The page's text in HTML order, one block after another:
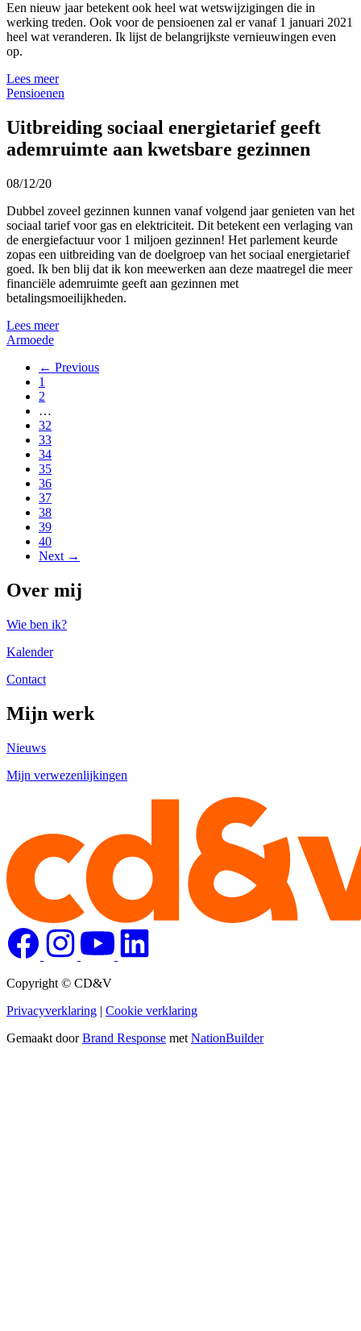
Een nieuw jaar betekent ook heel wat wetswijzigingen die in
werking treden. Ook voor de pensioenen zal er vanaf 1 januari 2021
heel wat veranderen. Ik lijst de belangrijkste vernieuwingen even
op.
Lees meer
Pensioenen
Uitbreiding sociaal energietarief geeft
ademruimte aan kwetsbare gezinnen
08/12/20
Dubbel zoveel gezinnen kunnen vanaf volgend jaar genieten van het
sociaal tarief voor gas en elektriciteit. Dit betekent een verlaging van
de energiefactuur voor 1 miljoen gezinnen! Het parlement keurde
zopas een uitbreiding van de doelgroep van het sociaal energietarief
goed. Ik ben blij dat ik kon meewerken aan deze maatregel die meer
financiële ademruimte geeft aan gezinnen met
betalingsmoeilijkheden.
Lees meer
Armoede
← Previous
1
2
…
32
33
34
35
36
37
38
39
40
Next →
Over mij
Wie ben ik?
Kalender
Contact
Mijn werk
Nieuws
Mijn verwezenlijkingen
Copyright © CD&V
Privacyverklaring | Cookie verklaring
Gemaakt doorBrand Response met NationBuilder